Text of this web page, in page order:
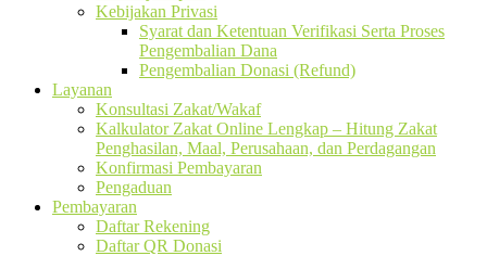
Kebijakan Privasi
Syarat dan Ketentuan Verifikasi Serta Proses
Pengembalian Dana
Pengembalian Donasi (Refund)
Layanan
Konsultasi Zakat/Wakaf
Kalkulator Zakat Online Lengkap – Hitung Zakat
Penghasilan, Maal, Perusahaan, dan Perdagangan
Konfirmasi Pembayaran
Pengaduan
Pembayaran
Daftar Rekening
Daftar QR Donasi